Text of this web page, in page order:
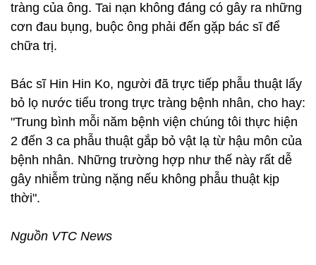
tràng của ông. Tai nạn không đáng có gây ra những
cơn đau bụng, buộc ông phải đến gặp bác sĩ để
chữa trị.
Bác sĩ Hin Hin Ko, người đã trực tiếp phẫu thuật lấy
bỏ lọ nước tiểu trong trực tràng bệnh nhân, cho hay:
"Trung bình mỗi năm bệnh viện chúng tôi thực hiện
2 đến 3 ca phẫu thuật gắp bỏ vật lạ từ hậu môn của
bệnh nhân. Những trường hợp như thế này rất dễ
gây nhiễm trùng nặng nếu không phẫu thuật kịp
thời".
Nguồn VTC News